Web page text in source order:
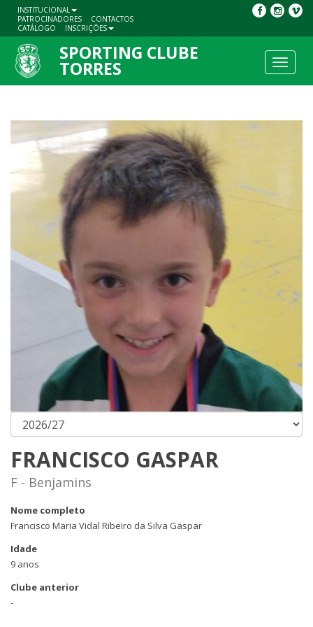
INSTITUCIONAL
PATROCINADORES
CONTACTOS
CATÁLOGO
INSCRIÇÕES
Toggle
SPORTING CLUBE
TORRES
FRANCISCO GASPAR
F - Benjamins
Nome completo
Francisco Maria Vidal Ribeiro da Silva Gaspar
Idade
9 anos
Clube anterior
-